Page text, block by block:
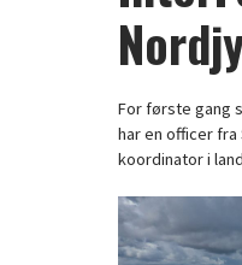
For første gang
har en officer
koordinator i